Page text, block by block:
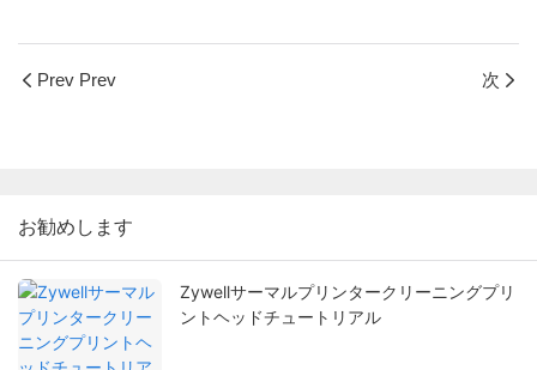
Prev Prev 次
お勧めします
Zywellサーマルプリンタークリーニングプリ
ントヘッドチュートリアル